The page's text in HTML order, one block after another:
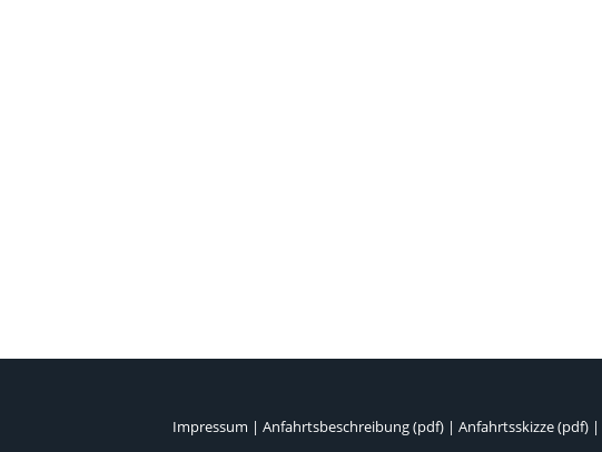
Impressum | Anfahrtsbeschreibung (pdf) | Anfahrtsskizze (pdf) |